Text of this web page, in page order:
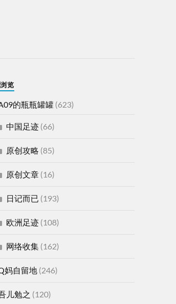
览
的瓶瓶罐罐(623)
中国足迹(66)
原创攻略 (85)
原创文章(16)
日记而已 (193)
欧洲足迹(108)
网络收集(162)
妈自留地(246)
儿勉之 (120)